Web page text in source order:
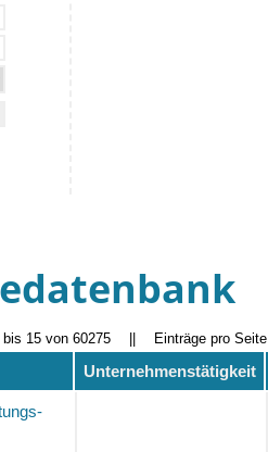
15 von 60275 Einträge pro
Unternehmenstätigkeit